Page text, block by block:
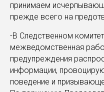
принимаем
прежде всего на
-В Следственном
межведомственная
предупреждения
информации,
поведение и